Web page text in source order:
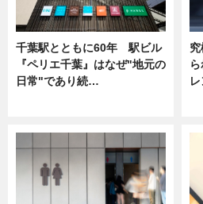
千葉駅とともに60年 駅ビル
『ペリエ千葉』はなぜ"地元の
日常"であり続…